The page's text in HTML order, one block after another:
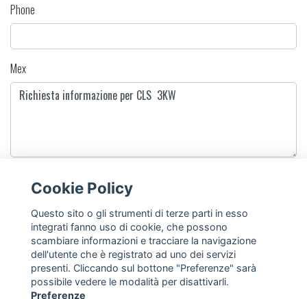
Phone
Mex
2016/679 following the inspection of the information
SEND
Cookie Policy
Questo sito o gli strumenti di terze parti in esso
integrati fanno uso di cookie, che possono
scambiare informazioni e tracciare la navigazione
dell'utente che è registrato ad uno dei servizi
presenti. Cliccando sul bottone "Preferenze" sarà
possibile vedere le modalità per disattivarli.
Preferenze